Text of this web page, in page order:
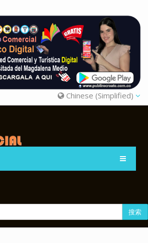
Chinese (Simplified)
搜索